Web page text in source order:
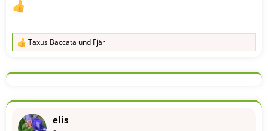
R
k
o
e
Taxus Baccata und Fjäril
elis